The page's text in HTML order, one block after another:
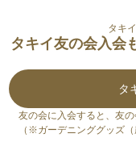
タキ
タキイ友の会入会
タ
友の会に入会すると、友
（※ガーデニンググッズ